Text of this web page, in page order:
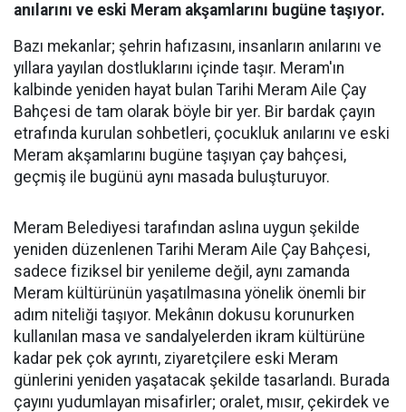
anılarını ve eski Meram akşamlarını bugüne taşıyor.
Bazı mekanlar; şehrin hafızasını, insanların anılarını ve
yıllara yayılan dostluklarını içinde taşır. Meram'ın
kalbinde yeniden hayat bulan Tarihi Meram Aile Çay
Bahçesi de tam olarak böyle bir yer. Bir bardak çayın
etrafında kurulan sohbetleri, çocukluk anılarını ve eski
Meram akşamlarını bugüne taşıyan çay bahçesi,
geçmiş ile bugünü aynı masada buluşturuyor.
Meram Belediyesi tarafından aslına uygun şekilde
yeniden düzenlenen Tarihi Meram Aile Çay Bahçesi,
sadece fiziksel bir yenileme değil, aynı zamanda
Meram kültürünün yaşatılmasına yönelik önemli bir
adım niteliği taşıyor. Mekânın dokusu korunurken
kullanılan masa ve sandalyelerden ikram kültürüne
kadar pek çok ayrıntı, ziyaretçilere eski Meram
günlerini yeniden yaşatacak şekilde tasarlandı. Burada
çayını yudumlayan misafirler; oralet, mısır, çekirdek ve